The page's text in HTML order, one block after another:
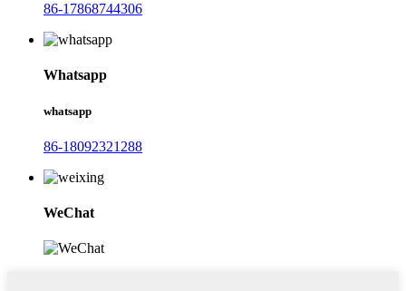
86-17868744306
Whatsapp
whatsapp
86-18092321288
WeChat